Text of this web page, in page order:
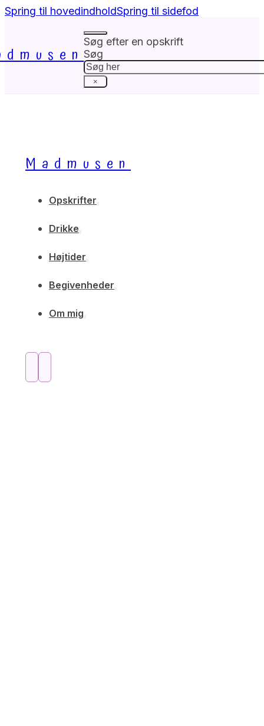
Spring til hovedindholdSpring til sidefod
Søg efter en opskrift
Søg
×
Madmusen
Opskrifter
Drikke
Højtider
Begivenheder
Om mig